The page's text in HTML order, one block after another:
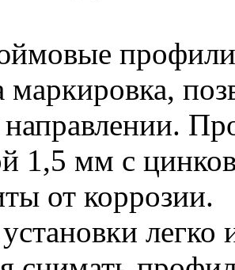
маркировка,
1,5 мм с
от коррозии.
легко